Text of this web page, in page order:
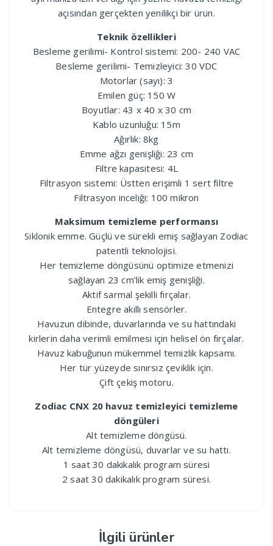
açısından gerçekten yenilikçi bir ürün.
Teknik özellikleri
Besleme gerilimi- Kontrol sistemi: 200- 240 VAC
Besleme gerilimi- Temizleyici: 30 VDC
Motorlar (sayı): 3
Emilen güç: 150 W
Boyutlar: 43 x 40 x 30 cm
Kablo uzunluğu: 15m
Ağırlık: 8kg
Emme ağzı genişliği: 23 cm
Filtre kapasitesi: 4L
Filtrasyon sistemi: Üstten erişimli 1 sert filtre
Filtrasyon inceliği: 100 mikron
Maksimum temizleme performansı
Siklonik emme. Güçlü ve sürekli emiş sağlayan Zodiac
patentli teknolojisi.
Her temizleme döngüsünü optimize etmenizi
sağlayan 23 cm’lik emiş genişliği.
Aktif sarmal şekilli fırçalar.
Entegre akıllı sensörler.
Havuzun dibinde, duvarlarında ve su hattındaki
kirlerin daha verimli emilmesi için helisel ön fırçalar.
Havuz kabuğunun mükemmel temizlik kapsamı.
Her tür yüzeyde sınırsız çeviklik için.
Çift çekiş motoru.
Zodiac CNX 20 havuz temizleyici temizleme
döngüleri
Alt temizleme döngüsü.
Alt temizleme döngüsü, duvarlar ve su hattı.
1 saat 30 dakikalık program süresi
2 saat 30 dakikalık program süresi.
İlgili ürünler